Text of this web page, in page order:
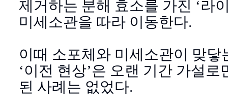
제거하는 분해 효소를 가진 ‘라
미세소관을 따라 이동한다.
이때 소포체와 미세소관이 맞
‘이전 현상’은 오랜 기간 가설
된 사례는 없었다.